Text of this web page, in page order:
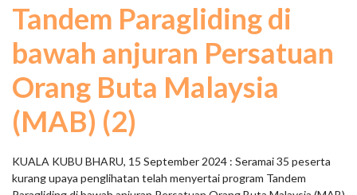
Tandem Paragliding di
bawah anjuran Persatuan
Orang Buta Malaysia
(MAB) (2)
KUALA KUBU BHARU, 15 September 2024 : Seramai 35 peserta
kurang upaya penglihatan telah menyertai program Tandem